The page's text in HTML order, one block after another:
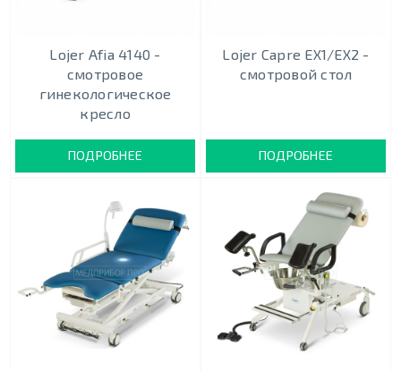
Lojer Afia 4140 -
смотровое
гинекологическое
кресло
ПОДРОБНЕЕ
Lojer Capre EX1/EX2 -
смотровой стол
ПОДРОБНЕЕ